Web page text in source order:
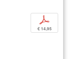
p
€ 14,95